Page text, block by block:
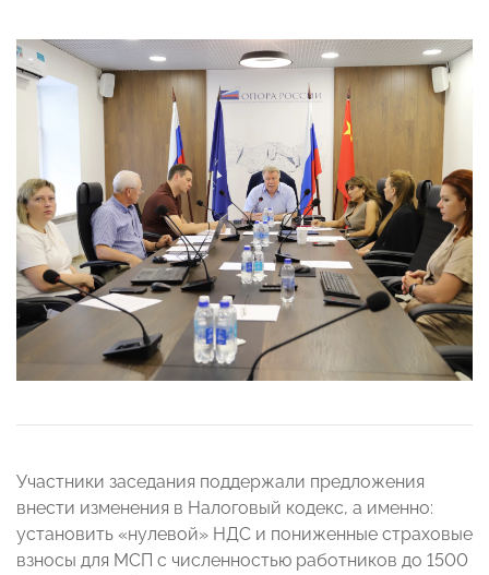
Участники заседания поддержали предложения
внести изменения в Налоговый кодекс, а именно:
установить «нулевой» НДС и пониженные страховые
взносы для МСП с численностью работников до 1500